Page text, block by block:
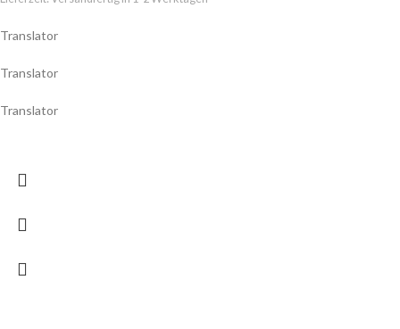
Translator
Translator
Translator